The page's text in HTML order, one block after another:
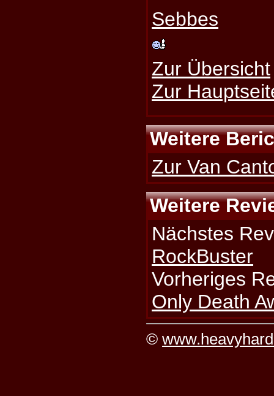
Sebbes
Zur Übersicht
Zur
Weitere
Zur Van
Weitere
Nächstes
RockBuster
Vorheriges
Only Death
©